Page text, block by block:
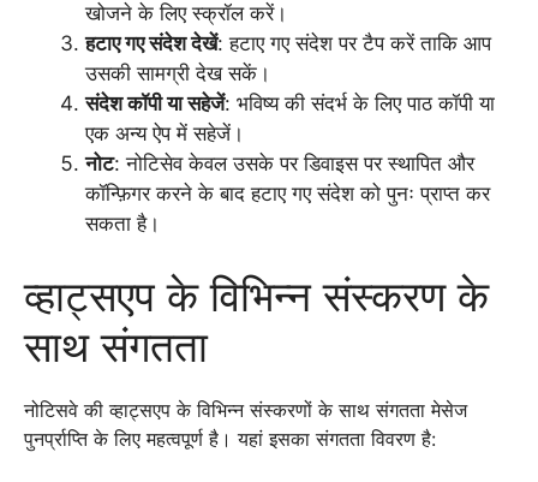
खोजने के लिए स्क्रॉल करें।
हटाए गए संदेश देखें: हटाए गए संदेश पर टैप करें ताकि आप
उसकी सामग्री देख सकें।
संदेश कॉपी या सहेजें: भविष्य की संदर्भ के लिए पाठ कॉपी या
एक अन्य ऐप में सहेजें।
नोट: नोटिसेव केवल उसके पर डिवाइस पर स्थापित और
कॉन्फ़िगर करने के बाद हटाए गए संदेश को पुनः प्राप्त कर
सकता है।
व्हाट्सएप के विभिन्न संस्करण के
साथ संगतता
नोटिसवे की व्हाट्सएप के विभिन्न संस्करणों के साथ संगतता मेसेज
पुनर्प्राप्ति के लिए महत्वपूर्ण है। यहां इसका संगतता विवरण है: